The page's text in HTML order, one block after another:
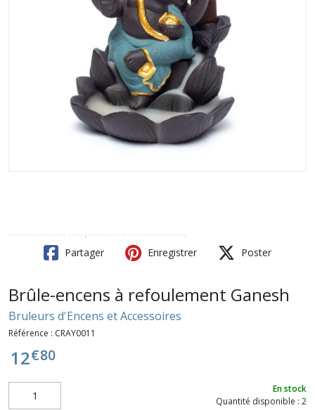
Partager Enregistrer Poster
Brûle-encens à refoulement Ganesh
Bruleurs d'Encens et Accessoires
Référence : CRAY0011
12€80
En stock
Quantité disponible : 2